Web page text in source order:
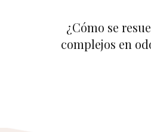
¿Cómo se
complejos en